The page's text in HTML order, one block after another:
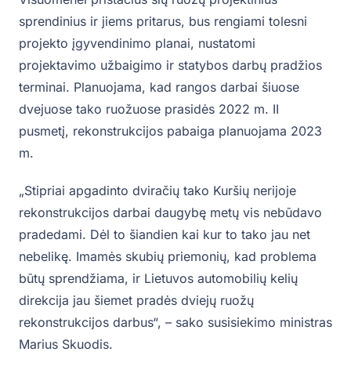
sprendinius ir jiems pritarus, bus rengiami tolesni
projekto įgyvendinimo planai, nustatomi
projektavimo užbaigimo ir statybos darbų pradžios
terminai. Planuojama, kad rangos darbai šiuose
dvejuose tako ruožuose prasidės 2022 m. II
pusmetį, rekonstrukcijos pabaiga planuojama 2023
m.
„Stipriai apgadinto dviračių tako Kuršių nerijoje
rekonstrukcijos darbai daugybę metų vis nebūdavo
pradedami. Dėl to šiandien kai kur to tako jau net
nebelikę. Imamės skubių priemonių, kad problema
būtų sprendžiama, ir Lietuvos automobilių kelių
direkcija jau šiemet pradės dviejų ruožų
rekonstrukcijos darbus“, – sako susisiekimo ministras
Marius Skuodis.